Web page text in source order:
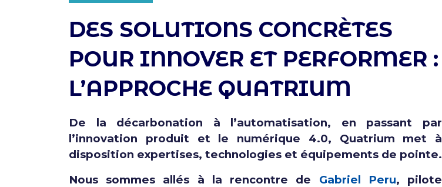
DES SOLUTIONS CONCRÈTES
POUR INNOVER ET PERFORMER :
L’APPROCHE QUATRIUM
De la décarbonation à l’automatisation, en passant par
l’innovation produit et le numérique 4.0, Quatrium met à
disposition expertises, technologies et équipements de pointe.
Nous sommes allés à la rencontre de Gabriel Peru, pilote